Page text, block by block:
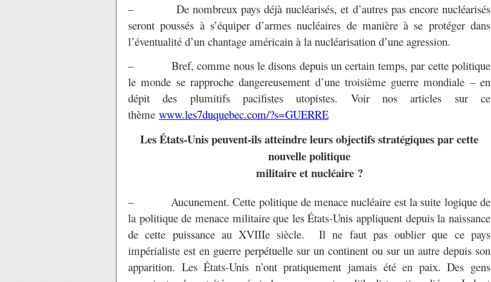
– De nombreux pays déjà nucléarisés, et d’autres pas encore nucléarisés
seront poussés à s’équiper d’armes nucléaires de manière à se protéger dans
l’éventualité d’un chantage américain à la nucléarisation d’une agression.
– Bref, comme nous le disons depuis un certain temps, par cette politique
le monde se rapproche dangereusement d’une troisième guerre mondiale – en
dépit des plumitifs pacifistes utopistes. Voir nos articles sur ce
thème www.les7duquebec.com/?s=GUERRE
Les États-Unis peuvent-ils atteindre leurs objectifs stratégiques par cette
nouvelle politique
militaire et nucléaire ?
– Aucunement. Cette politique de menace nucléaire est la suite logique de
la politique de menace militaire que les États-Unis appliquent depuis la naissance
de cette puissance au XVIIIe siècle. Il ne faut pas oublier que ce pays
impérialiste est en guerre perpétuelle sur un continent ou sur un autre depuis son
apparition. Les États-Unis n’ont pratiquement jamais été en paix. Des gens